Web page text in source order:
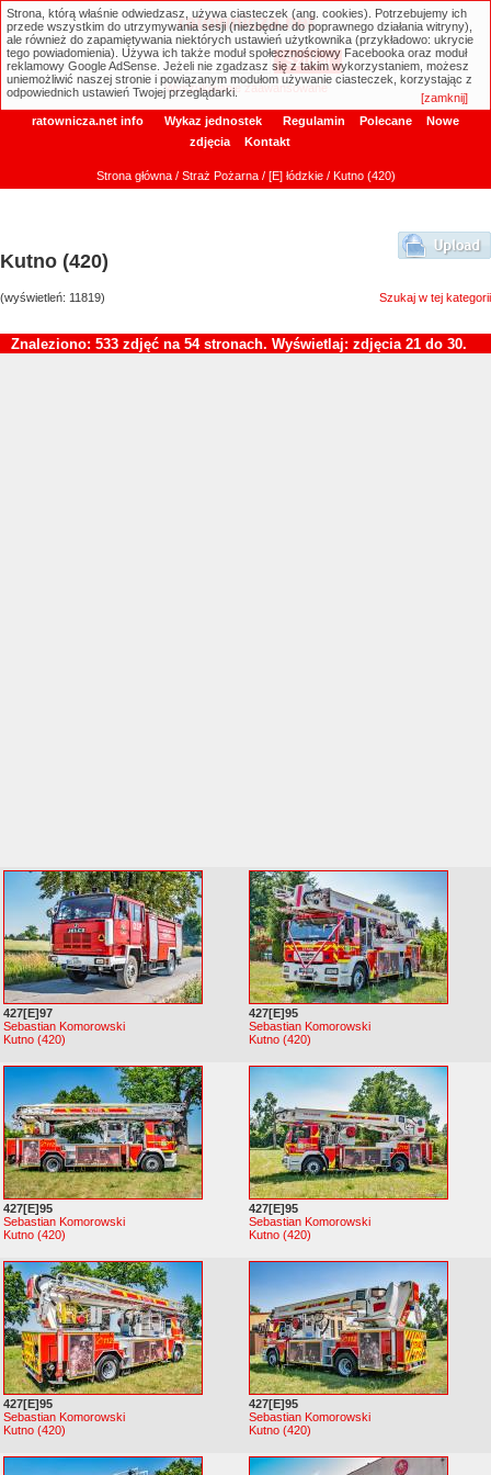
ratownicza.net
Wyszukiwanie zaawansowane
ratownicza.net info Wykaz jednostek Regulamin Polecane
Nowe
zdjęcia
Kontakt
Strona główna/ Straż Pożarna/ [E] łódzkie/ Kutno (420)
Kutno (420)
(wyświetleń: 11819) Szukaj w tej kategorii
Znaleziono: 533 zdjęć na 54 stronach. Wyświetlaj: zdjęcia 21 do 30.
427[E]97
Sebastian Komorowski
Kutno (420)
427[E]95
Sebastian Komorowski
Kutno (420)
427[E]95
Sebastian Komorowski
Kutno (420)
427[E]95
Sebastian Komorowski
Kutno (420)
427[E]95
Sebastian Komorowski
Kutno (420)
427[E]95
Sebastian Komorowski
Kutno (420)
Strona, którą właśnie odwiedzasz, używa ciasteczek (ang. cookies). Potrzebujemy ich
przede wszystkim do utrzymywania sesji (niezbędne do poprawnego działania witryny),
ale również do zapamiętywania niektórych ustawień użytkownika (przykładowo: ukrycie
tego powiadomienia). Używa ich także moduł społecznościowy Facebooka oraz moduł
reklamowy Google AdSense. Jeżeli nie zgadzasz się z takim wykorzystaniem, możesz
uniemożliwić naszej stronie i powiązanym modułom używanie ciasteczek, korzystając z
odpowiednich ustawień Twojej przeglądarki.
[zamknij]